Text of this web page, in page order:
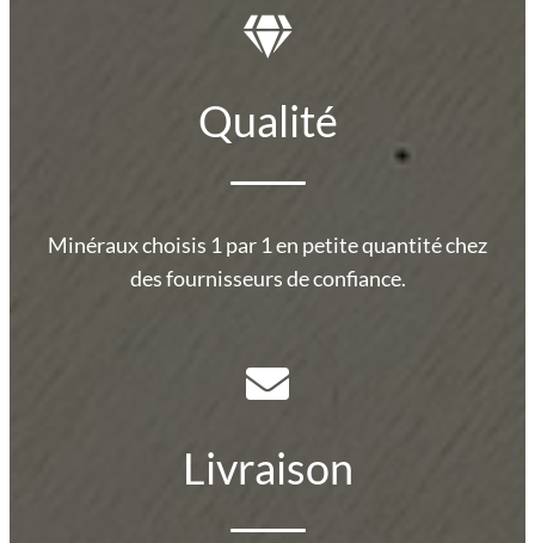
Qualité
Minéraux choisis 1 par 1 en petite quantité chez
des fournisseurs de confiance.
Livraison